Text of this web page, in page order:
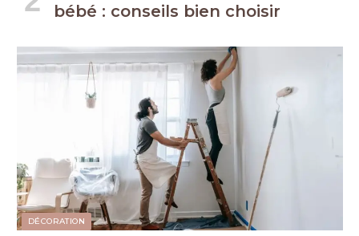
bébé : conseils bien choisir
DÉCORATION